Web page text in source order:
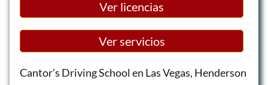
Ver licencias
Ver servicios
Cantor’s Driving School en Las Vegas, Henderson